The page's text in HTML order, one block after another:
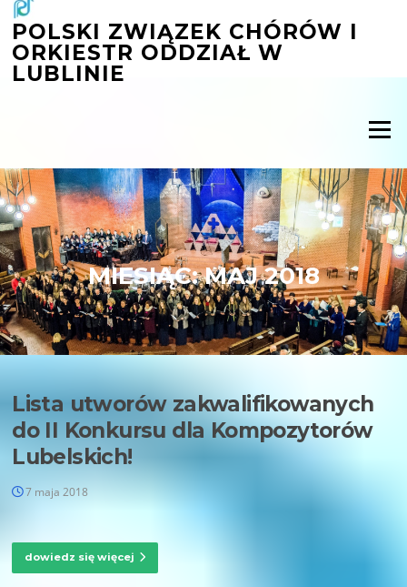
Przejdź
treści
POLSKI ZWIĄZEK CHÓRÓW I
ORKIESTR ODDZIAŁ W
LUBLINIE
Menu
MIESIĄC:MAJ 2018
Lista utworów zakwalifikowanych
do II Konkursu dla Kompozytorów
Lubelskich!
7 maja 2018
dowiedz się więcej